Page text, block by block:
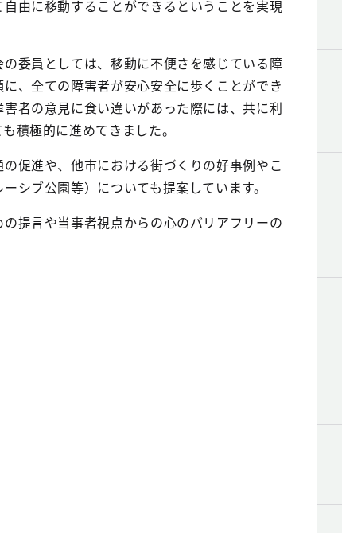
由に移動することができるということを実現
委員としては、移動に不便さを感じている障
、全ての障害者が安心安全に歩くことができ
者の意見に食い違いがあった際には、共に利
積極的に進めてきました。
促進や、他市における街づくりの好事例やこ
シブ公園等）についても提案しています。
提言や当事者視点からの心のバリアフリーの